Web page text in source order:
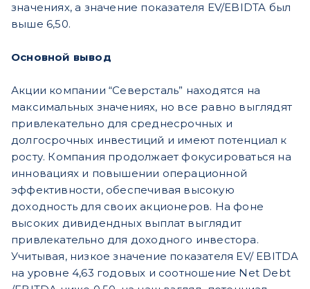
значениях, а значение показателя EV/EBIDTA был
выше 6,50.
Основной вывод
Акции компании “Северсталь” находятся на
максимальных значениях, но все равно выглядят
привлекательно для среднесрочных и
долгосрочных инвестиций и имеют потенциал к
росту. Компания продолжает фокусироваться на
инновациях и повышении операционной
эффективности, обеспечивая высокую
доходность для своих акционеров. На фоне
высоких дивидендных выплат выглядит
привлекательно для доходного инвестора.
Учитывая, низкое значение показателя EV/ EBITDA
на уровне 4,63 годовых и соотношение Net Debt